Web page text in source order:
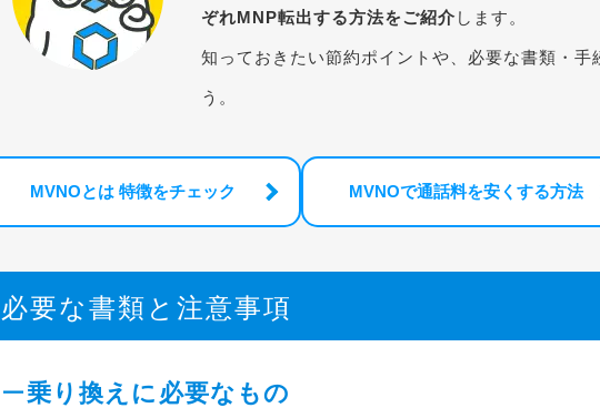
ぞれMNP転出する方法をご紹介 します。
知っておきたい節約ポイントや、必要な書類・手
う。
MVNOとは 特徴をチェック MVNOで通話料を安くする方法
必要な書類と注意事項
乗り換えに必要なもの